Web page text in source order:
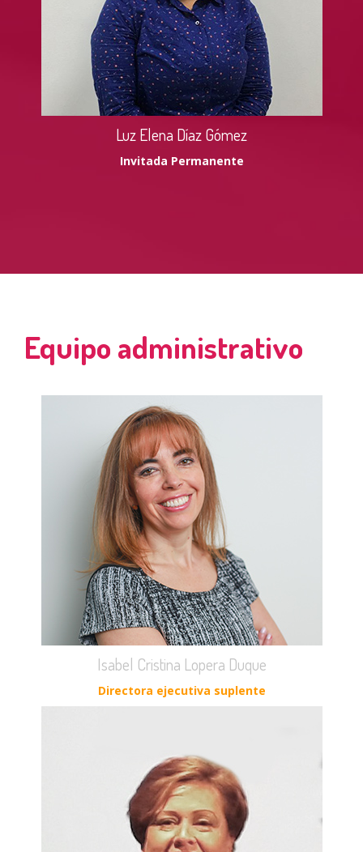
Luz Elena Díaz Gómez
Invitada Permanente
Equipo administrativo
Isabel Cristina Lopera Duque
Directora ejecutiva suplente